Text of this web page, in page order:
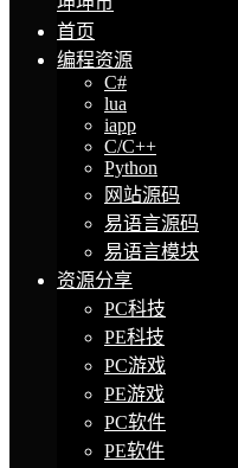
首页
编程资源
C#
lua
iapp
C/C++
Python
网站源码
易语言源码
易语言模块
资源分享
PC科技
PE科技
PC游戏
PE游戏
PC软件
PE软件